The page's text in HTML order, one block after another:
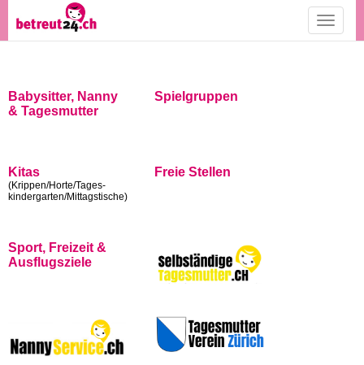
Toggle
Babysitter, Nanny
& Tagesmutter
Spielgruppen
Kitas
(Krippen/Horte/Tages-
kindergarten/Mittagstische)
Freie Stellen
Sport, Freizeit &
Ausflugsziele